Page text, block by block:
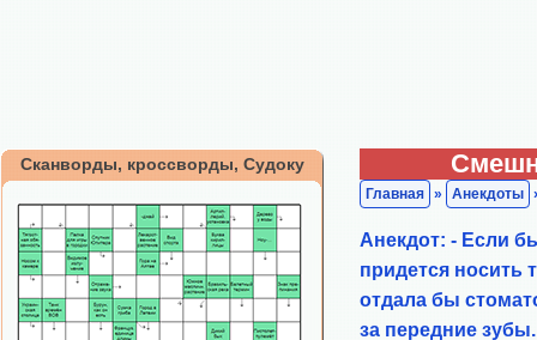
Сканворды, кроссворды, Судоку
Главная » Анекдоты
Анекдот: - Если
придется носить
отдала бы
за передние зубы.